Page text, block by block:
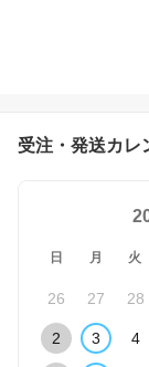
受注・発送カレ
日 月 火
26 27 28
2 3 4